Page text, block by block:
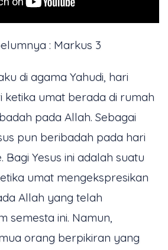
: Markus 3
di agama Yahudi, hari
ketika umat berada di rumah
pada Allah. Sebagai
pun beribadah pada hari
Bagi Yesus ini adalah suatu
umat mengekspresikan
Allah yang telah
semesta ini. Namun,
orang berpikiran yang